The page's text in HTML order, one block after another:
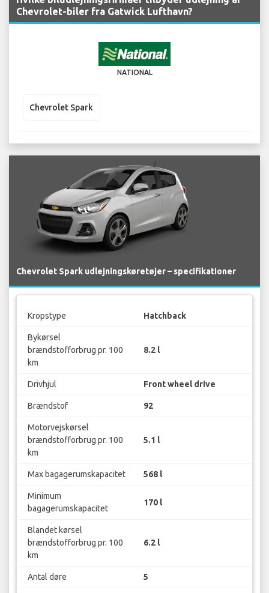
Chevrolet-biler fra Gatwick Lufthavn?
NATIONAL
Chevrolet Spark
Chevrolet Spark udlejningskøretøjer – specifikationer
Kropstype Hatchback
Bykørsel
brændstofforbrug pr. 100
km
8.2 l
Drivhjul Front wheel drive
Brændstof 92
Motorvejskørsel
brændstofforbrug pr. 100
km
5.1 l
Max bagagerumskapacitet 568 l
Minimum
bagagerumskapacitet
170 l
Blandet kørsel
brændstofforbrug pr. 100
km
6.2 l
Antal døre 5